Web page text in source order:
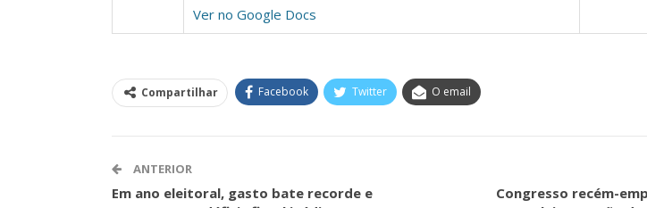
Ver no Google Docs
Compartilhar Facebook Twitter O email
ANTERIOR
Em ano eleitoral, gasto bate recorde e
Congresso recém-
ASSECOR Acompanha Reunião
Da Mesa Nacional De
Categoria